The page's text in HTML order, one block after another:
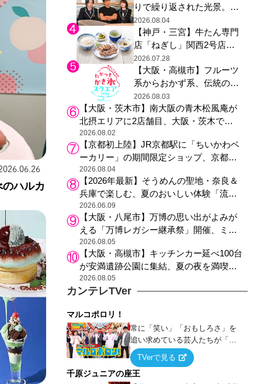
ハルカ
ニカルガーデン 大阪」へ招
待
りで繰り返された光景。ド
ラマ『GTO』第３話で光っ
た演出の巧みさ
2026.08.04
【神戸・三宮】牛たん専門
店「ねぎし」関西2号店が
登場、ファンら「8月が待
ち遠しい」と早くから注目
2026.07.28
【大阪・高槻市】フルーツ
系からおかず系、伝統の天
然氷まで人気店が集結、高
槻阪急スクエアで「かき
氷」祭り
2026.08.03
【大阪・茨木市】南大阪の青木松風庵が
北摂エリアに2店舗目、大阪・茨木で
も“焼きたて”の月化粧が食べられる
2026.08.02
【京都初上陸】JR京都駅に「ちいかわベ
ーカリー」の期間限定ショップ、京都の
銘菓“おたべ”との限定コラボも
2026.08.04
【2026年最新】そうめんの聖地・奈良＆
兵庫で楽しむ、夏のおいしい体験「流し
そうめん体験」おすすめ3選
2026.06.09
【大阪・八尾市】万博の思い出がよみが
える「万博レガシー継承祭」開催、ミャ
クミャク登場、大屋根リング木材展示も
2026.08.05
【大阪・高槻市】キッチンカー延べ100台
が安満遺跡公園に集結、夏の夜を満喫す
る4日間のグルメイベント
2026.08.05
カンテレTVer
マルコポロリ！
常に「笑い」「おもしろさ」を
追い求めている芸人たちが「芸
能界」という大海原に漕ぎ出で
て、新たなオモシロ人間を発掘
する！
TVerで見る
千原ジュニアの座王